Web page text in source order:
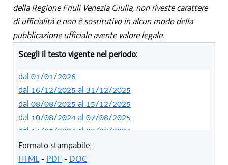
della Regione Friuli Venezia Giulia, non riveste carattere
di ufficialità e non è sostitutivo in alcun modo della
pubblicazione ufficiale avente valore legale.
Scegli il testo vigente nel periodo:
dal 01/01/2026
dal 16/12/2025 al 31/12/2025
dal 08/08/2025 al 15/12/2025
dal 10/08/2024 al 07/08/2025
dal 14/05/2024 al 09/08/2024
dal 01/01/2024 al 13/05/2024
dal 31/10/2023 al 31/12/2023
Formato stampabile:
HTML- PDF - DOC